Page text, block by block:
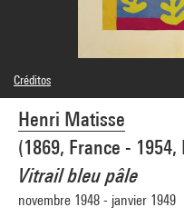
Henri Matisse
(1869, France - 1954,
Vitrail bleu pâle
novembre 1948 - janvier 1949
Créditos
Leyenda : Montage des éléments
Domaine public
Créditos fotográficos : Centre
Migeat/Dist. GrandPalaisRmn
Referencia de la imagen : 4N07647
Difusión de la imagen :